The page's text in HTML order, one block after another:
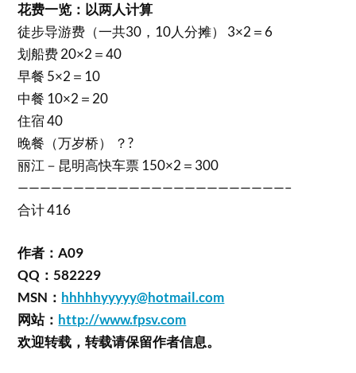
花费一览：以两人计算
徒步导游费（一共30，10人分摊） 3×2＝6
划船费 20×2＝40
早餐 5×2＝10
中餐 10×2＝20
住宿 40
晚餐（万岁桥） ？?
丽江－昆明高快车票 150×2＝300
————————————————————————–
合计 416
作者：A09
QQ：582229
MSN： hhhhhyyyyy@hotmail.com
网站： http://www.fpsv.com
欢迎转载，转载请保留作者信息。